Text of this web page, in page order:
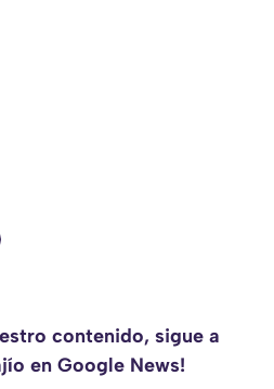
contenido, sigue a
en Google News!